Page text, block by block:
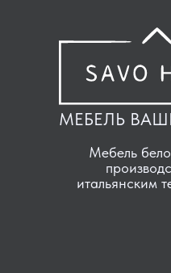
Мебель
итальянским
МЕБЕЛЬ